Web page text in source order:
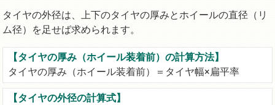
タイヤの外径は、上下のタイヤの厚みとホイールの直径（リ
ム径）を足せば求められます。
【タイヤの厚み（ホイール装着前）の計算方法】
タイヤの厚み（ホイール装着前）＝タイヤ幅×扁平率
【タイヤの外径の計算式】